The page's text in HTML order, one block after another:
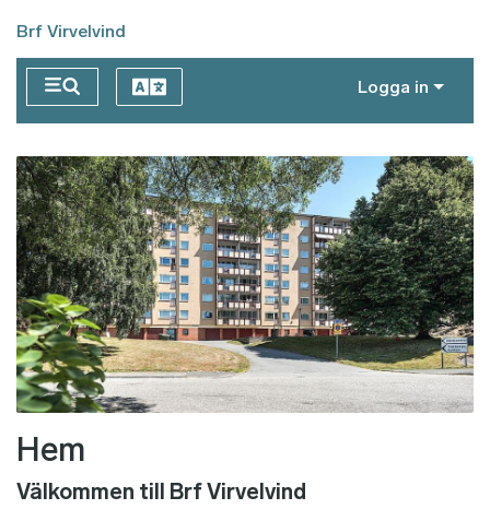
Brf Virvelvind
Logga in
Hem
Välkommen till Brf Virvelvind